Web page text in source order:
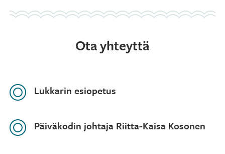
Ota yhteyttä
Lukkarin esiopetus
Päiväkodin johtaja Riitta-Kaisa Kosonen